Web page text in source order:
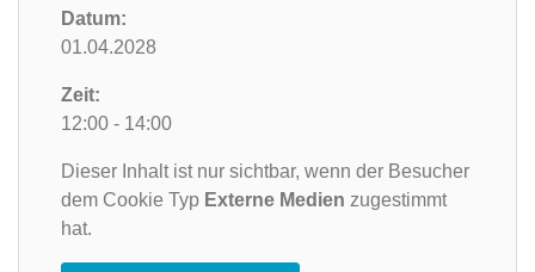
Datum:
01.04.2028
Zeit:
12:00 - 14:00
Dieser Inhalt ist nur sichtbar, wenn der Besucher
dem Cookie Typ Externe Medien zugestimmt
hat.